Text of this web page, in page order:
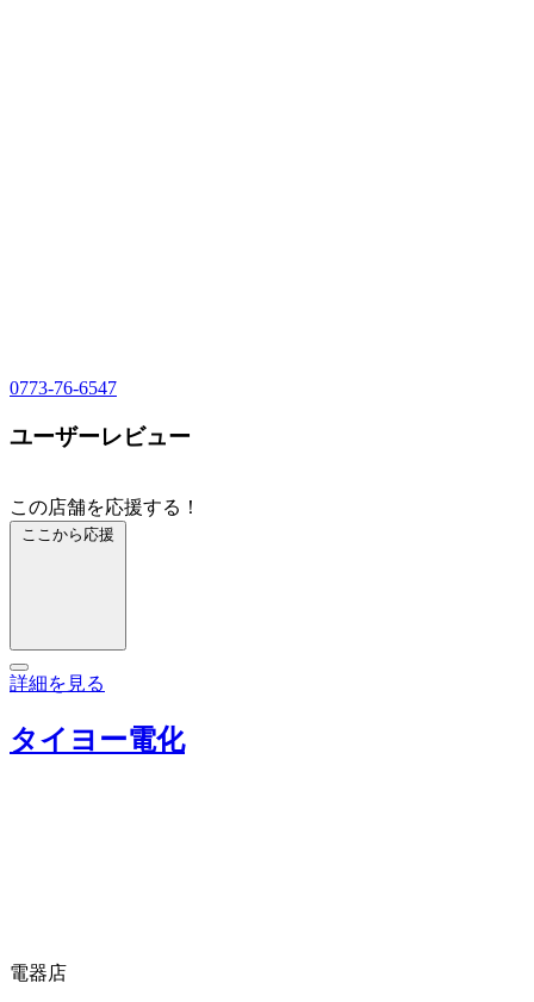
0773-76-6547
ユーザーレビュー
この店舗を応援する！
ここから応援
詳細を見る
タイヨー電化
電器店